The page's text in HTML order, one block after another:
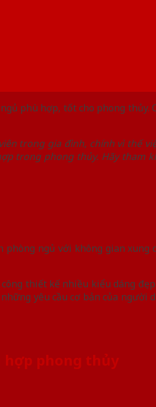
ngủ phù hợp, tốt cho phong
trong gia đình, chính vì thế
trong phong thủy. Hãy tham
phòng ngủ với không gian
thiết kế nhiều kiểu dáng
yêu cầu cơ bản của người
hợp phong thủy